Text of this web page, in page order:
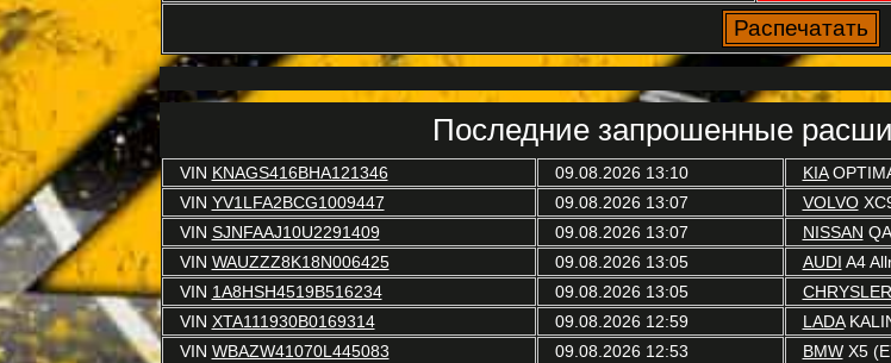
Последние запрошенные
VIN KNAGS416BHA121346 09.08.2026 13:10 KIA
VIN YV1LFA2BCG1009447 09.08.2026 13:07 VOLVO
VIN SJNFAAJ10U2291409 09.08.2026 13:07 NISSAN
VIN WAUZZZ8K18N006425 09.08.2026 13:05 AUDI A4
VIN 1A8HSH4519B516234 09.08.2026 13:05 CHRYSLER
VIN XTA111930B0169314 09.08.2026 12:59 LADA
VIN WBAZW41070L445083 09.08.2026 12:53 BMWX5